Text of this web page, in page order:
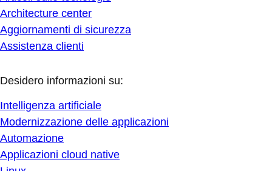
Architecture center
Aggiornamenti di sicurezza
Assistenza clienti
Desidero informazioni su:
Intelligenza artificiale
Modernizzazione delle applicazioni
Automazione
Applicazioni cloud native